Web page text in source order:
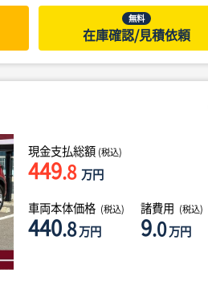
無料
在庫確認/見積依頼
現金支払総額 (税込)
449.8 万円
車両本体価格 (税込)
440.8万円
諸費用 (税込)
9.0万円